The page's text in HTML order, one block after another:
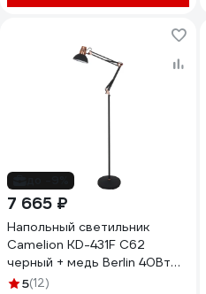
7 665 ₽
Напольный светильник
Camelion KD-431F С62
черный + медь Berlin 40Вт
металл 13089
5(12)